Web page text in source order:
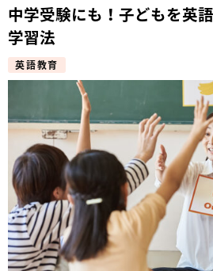
中学受験にも！子どもを英
学習法
英語教育